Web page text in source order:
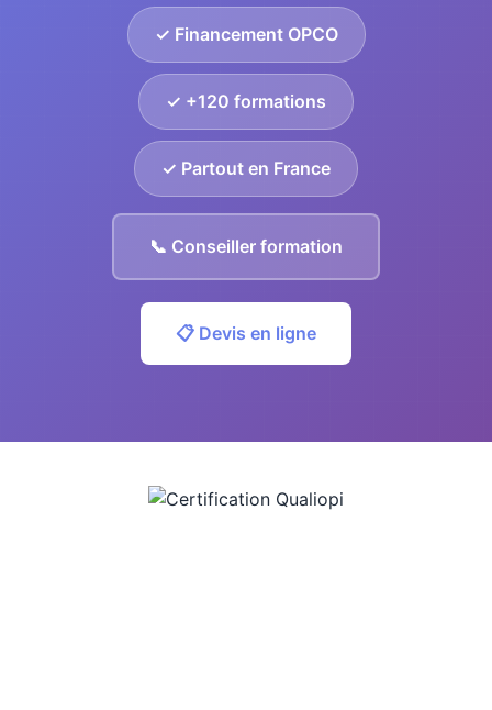
✓ Financement OPCO
✓ +120 formations
✓ Partout en France
📞 Conseiller formation
📋 Devis en ligne